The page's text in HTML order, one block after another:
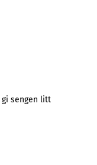
sengen litt